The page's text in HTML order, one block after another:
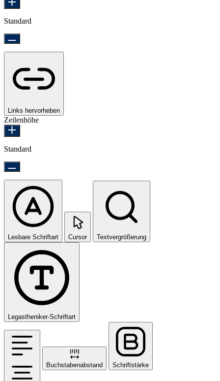
Standard
Links hervorheben
Zeilenhöhe
Standard
Lesbare Schriftart Cursor Textvergrößerung
Legastheniker-Schriftart
Buchstabenabstand Schriftstärke